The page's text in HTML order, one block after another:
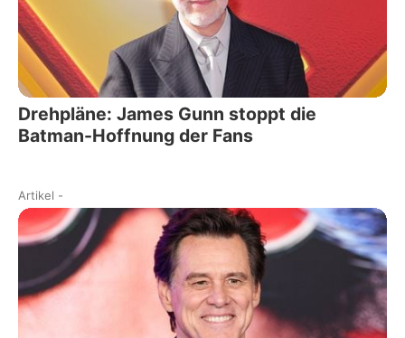
Drehpläne: James Gunn stoppt die
Batman-Hoffnung der Fans
Artikel -